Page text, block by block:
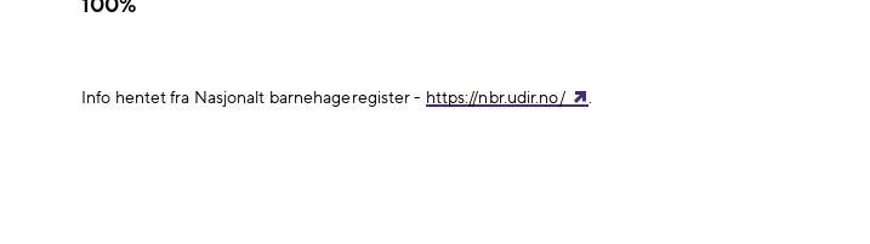
100%
Info hentet fra Nasjonalt barnehageregister - https://nbr.udir.no/ .